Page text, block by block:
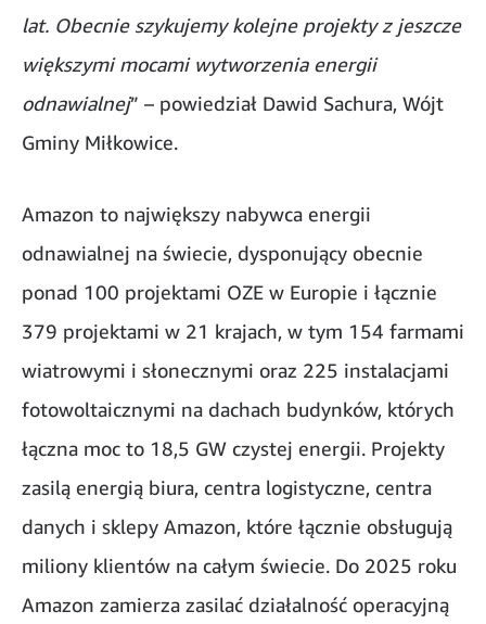
lat. Obecnie szykujemy kolejne projekty z jeszcze
większymi mocami wytworzenia energii
odnawialnej” – powiedział Dawid Sachura, Wójt
Gminy Miłkowice.
Amazon to największy nabywca energii
odnawialnej na świecie, dysponujący obecnie
ponad 100 projektami OZE w Europie i łącznie
379 projektami w 21 krajach, w tym 154 farmami
wiatrowymi i słonecznymi oraz 225 instalacjami
fotowoltaicznymi na dachach budynków, których
łączna moc to 18,5 GW czystej energii. Projekty
zasilą energią biura, centra logistyczne, centra
danych i sklepy Amazon, które łącznie obsługują
miliony klientów na całym świecie. Do 2025 roku
Amazon zamierza zasilać działalność operacyjną